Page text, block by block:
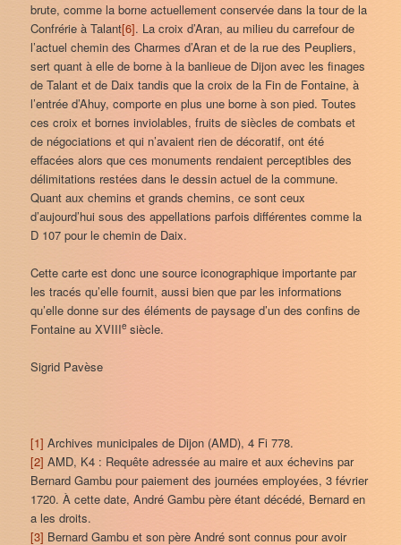
brute, comme la borne actuellement conservée dans la tour de la
Confrérie à Talant[6]. La croix d’Aran, au milieu du carrefour de
l’actuel chemin des Charmes d’Aran et de la rue des Peupliers,
sert quant à elle de borne à la banlieue de Dijon avec les finages
de Talant et de Daix tandis que la croix de la Fin de Fontaine, à
l’entrée d’Ahuy, comporte en plus une borne à son pied. Toutes
ces croix et bornes inviolables, fruits de siècles de combats et
de négociations et qui n’avaient rien de décoratif, ont été
effacées alors que ces monuments rendaient perceptibles des
délimitations restées dans le dessin actuel de la commune.
Quant aux chemins et grands chemins, ce sont ceux
d’aujourd’hui sous des appellations parfois différentes comme la
D 107 pour le chemin de Daix.
Cette carte est donc une source iconographique importante par
les tracés qu’elle fournit, aussi bien que par les informations
qu’elle donne sur des éléments de paysage d’un des confins de
Fontaine au XVIIIesiècle.
Sigrid Pavèse
[1] Archives municipales de Dijon (AMD), 4 Fi 778.
[2] AMD, K4 : Requête adressée au maire et aux échevins par
Bernard Gambu pour paiement des journées employées, 3 février
1720. À cette date, André Gambu père étant décédé, Bernard en
a les droits.
[3] Bernard Gambu et son père André sont connus pour avoir